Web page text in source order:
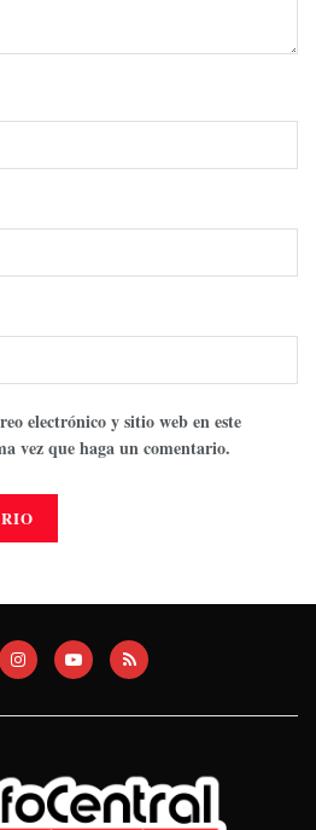
electrónico y sitio web en este
vez que haga un comentario.